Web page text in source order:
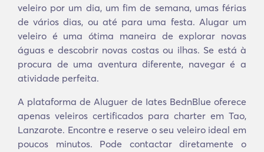
veleiro por um dia, um fim de semana, umas férias
de vários dias, ou até para uma festa. Alugar um
veleiro é uma ótima maneira de explorar novas
águas e descobrir novas costas ou ilhas. Se está à
procura de uma aventura diferente, navegar é a
atividade perfeita.
A plataforma de Aluguer de Iates BednBlue oferece
apenas veleiros certificados para charter em Tao,
Lanzarote. Encontre e reserve o seu veleiro ideal em
poucos minutos. Pode contactar diretamente o